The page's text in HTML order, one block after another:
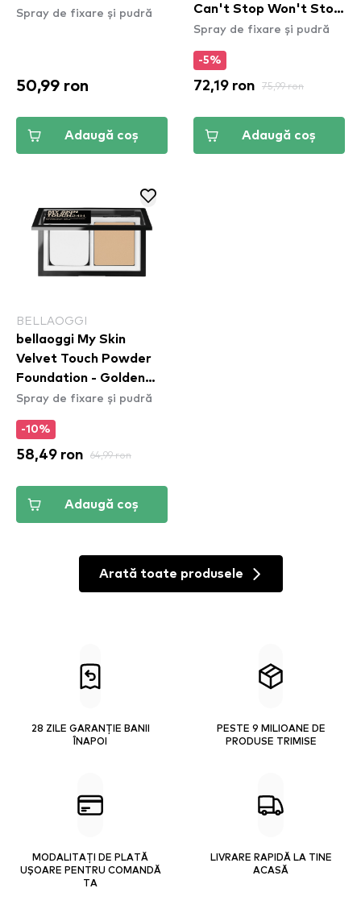
Spray de fixare și pudră
50,99 ron
Adaugă coș
Can't Stop Won't Stop
Setting Powder - Deep
Spray de fixare și pudră
-5%
72,19 ron 75,99 ron
Adaugă coș
BELLAOGGI
bellaoggi My Skin
Velvet Touch Powder
Foundation - Golden
Beige
Spray de fixare și pudră
-10%
58,49 ron 64,99 ron
Adaugă coș
Arată toate produsele
28 ZILE GARANȚIE BANII
ÎNAPOI
PESTE 9 MILIOANE DE
PRODUSE TRIMISE
MODALITAȚI DE PLATĂ
UȘOARE PENTRU COMANDĂ
TA
LIVRARE RAPIDĂ LA TINE
ACASĂ